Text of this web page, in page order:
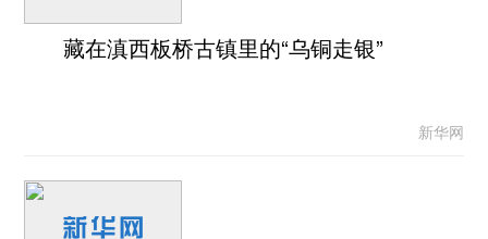
藏在滇西板桥古镇里的“乌铜走银”
新华网